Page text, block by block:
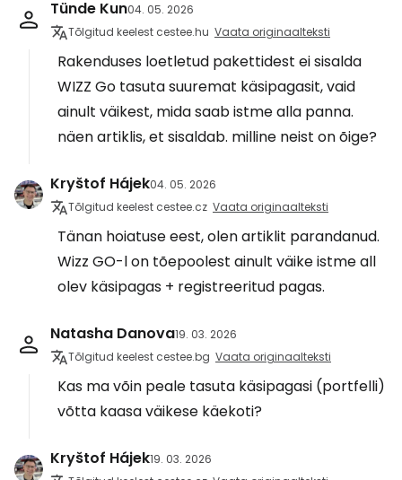
Tünde Kun04. 05. 2026
Tõlgitud keelest cestee.hu Vaata originaalteksti
Rakenduses loetletud pakettidest ei sisalda
WIZZ Go tasuta suuremat käsipagasit, vaid
ainult väikest, mida saab istme alla panna.
näen artiklis, et sisaldab. milline neist on õige?
Kryštof Hájek04. 05. 2026
Tõlgitud keelest cestee.cz Vaata originaalteksti
Tänan hoiatuse eest, olen artiklit parandanud.
Wizz GO-l on tõepoolest ainult väike istme all
olev käsipagas + registreeritud pagas.
Natasha Danova19. 03. 2026
Tõlgitud keelest cestee.bg Vaata originaalteksti
Kas ma võin peale tasuta käsipagasi (portfelli)
võtta kaasa väikese käekoti?
Kryštof Hájek19. 03. 2026